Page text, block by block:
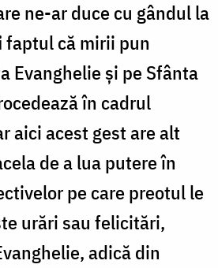
ne-ar duce cu gândul la
faptul că mirii pun
Evanghelie și pe Sfânta
în cadrul
aici acest gest are alt
de a lua putere în
pe care preotul le
urări sau felicitări,
adică din